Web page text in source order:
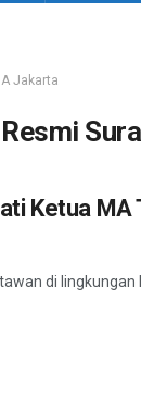
Jakarta
Ketua MA
di